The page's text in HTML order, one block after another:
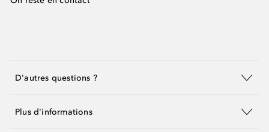
D'autres questions ?
Plus d'informations